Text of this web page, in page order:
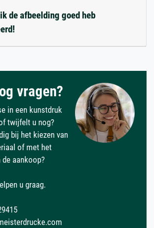
de afbeelding goed heb
vragen?
in een kunstdruk
twijfelt u nog?
bij het kiezen van
of met het
de aankoop?
u graag.